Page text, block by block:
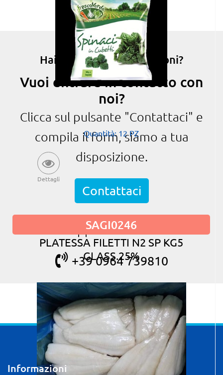
Quantità: 12 PZ
Dettagli
SAGI0246
PLATESSA FILETTI N2 SP KG5
GLASS.25%
Hai bisogno di informazioni?
Vuoi entrare in contatto con
noi?
Clicca sul pulsante "Contattaci" e
compila il form, siamo a tua
disposizione.
Contattaci
oppure chiama
+39 0964 739810
Informazioni